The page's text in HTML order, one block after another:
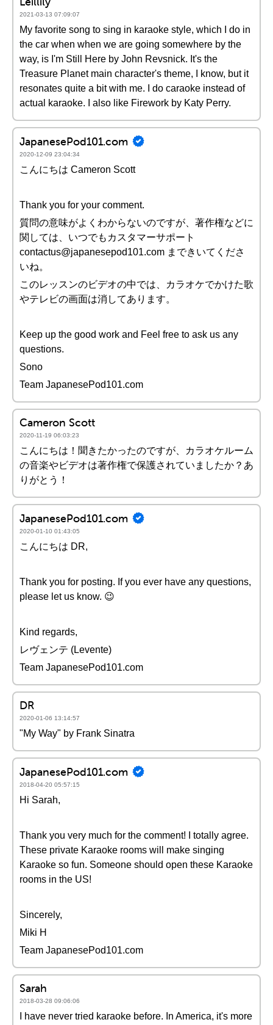
2021-03-13 07:09:07
My favorite song to sing in karaoke style, which I do in
the car when when we are going somewhere by the
way, is I'm Still Here by John Revsnick. It's the
Treasure Planet main character's theme, I know, but it
resonates quite a bit with me. I do caraoke instead of
actual karaoke. I also like Firework by Katy Perry.
JapanesePod101.com
2020-12-09 23:04:34
こんにちは Cameron Scott
Thank you for your comment.
質問の意味がよくわからないのですが、著作権などに
関しては、いつでもカスタマーサポート
contactus@japanesepod101.com まできいてくださ
いね。
このレッスンのビデオの中では、カラオケでかけた歌
やテレビの画面は消してあります。
Keep up the good work and Feel free to ask us any
questions.
Sono
Team JapanesePod101.com
Cameron Scott
2020-11-19 06:03:23
こんにちは！聞きたかったのですが、カラオケルーム
の音楽やビデオは著作権で保護されていましたか？あ
りがとう！
JapanesePod101.com
2020-01-10 01:43:05
こんにちは DR,
Thank you for posting. If you ever have any questions,
please let us know. 😉
Kind regards,
レヴェンテ (Levente)
Team JapanesePod101.com
DR
2020-01-06 13:14:57
"My Way" by Frank Sinatra
JapanesePod101.com
2018-04-20 05:57:15
Hi Sarah,
Thank you very much for the comment! I totally agree.
These private Karaoke rooms will make singing
Karaoke so fun. Someone should open these Karaoke
rooms in the US!
Sincerely,
Miki H
Team JapanesePod101.com
Sarah
2018-03-28 09:06:06
I have never tried karaoke before. In America, it's more